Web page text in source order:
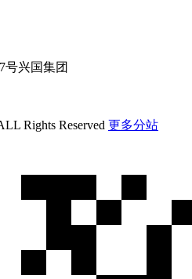
号兴国集团
Rights Reserved 更多分站